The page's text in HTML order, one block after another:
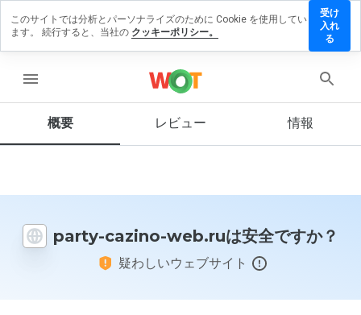
menu
概要 レビュー 情報
party-cazino-web.ruは安全ですか？
疑わしいウェブサイト
ーを
この
ブサ
イト
を1
このサイトでは分析とパーソナライズのために Cookie を使用してい
ます。 続行すると、当社の クッキーポリシー。
受け
入れ
る